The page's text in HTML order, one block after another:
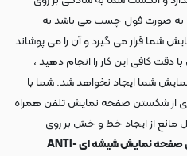
صورت فول چسب می باشد به
شما قرار می گیرد و آن را می پوشاند
دقت کافی این کار را انجام دهید ،
شما ایجاد نخواهد شد. شما با
از شکستن صفحه نمایش تلفن همراه
مانع از ایجاد خط و خش بر روی
گلس های صفحه نمایش شیشه ای ANTI-